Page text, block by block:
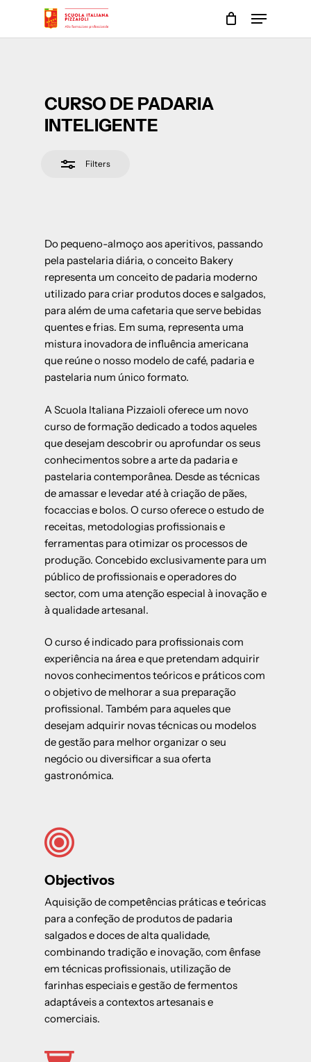
main
Menu
CURSO DE PADARIA
INTELIGENTE
Filters
Do pequeno-almoço aos aperitivos, passando
pela pastelaria diária, o conceito Bakery
representa um conceito de padaria moderno
utilizado para criar produtos doces e salgados,
para além de uma cafetaria que serve bebidas
quentes e frias. Em suma, representa uma
mistura inovadora de influência americana
que reúne o nosso modelo de café, padaria e
pastelaria num único formato.
A Scuola Italiana Pizzaioli oferece um novo
curso de formação dedicado a todos aqueles
que desejam descobrir ou aprofundar os seus
conhecimentos sobre a arte da padaria e
pastelaria contemporânea. Desde as técnicas
de amassar e levedar até à criação de pães,
focaccias e bolos. O curso oferece o estudo de
receitas, metodologias profissionais e
ferramentas para otimizar os processos de
produção. Concebido exclusivamente para um
público de profissionais e operadores do
sector, com uma atenção especial à inovação e
à qualidade artesanal.
O curso é indicado para profissionais com
experiência na área e que pretendam adquirir
novos conhecimentos teóricos e práticos com
o objetivo de melhorar a sua preparação
profissional. Também para aqueles que
desejam adquirir novas técnicas ou modelos
de gestão para melhor organizar o seu
negócio ou diversificar a sua oferta
gastronómica.
Objectivos
Aquisição de competências práticas e teóricas
para a confeção de produtos de padaria
salgados e doces de alta qualidade,
combinando tradição e inovação, com ênfase
em técnicas profissionais, utilização de
farinhas especiais e gestão de fermentos
adaptáveis a contextos artesanais e
comerciais.
Close